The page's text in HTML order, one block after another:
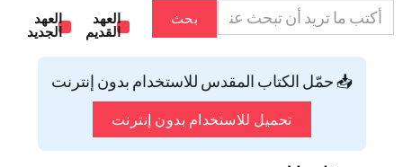
بحث
العهد
القديم
العهد
الجديد
📥 حمّل الكتاب المقدس للاستخدام بدون إنترنت
تحميل للاستخدام بدون إنترنت